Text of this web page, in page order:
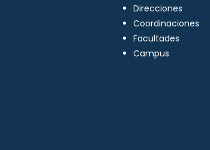
Direcciones
Coordinaciones
Facultades
Campus